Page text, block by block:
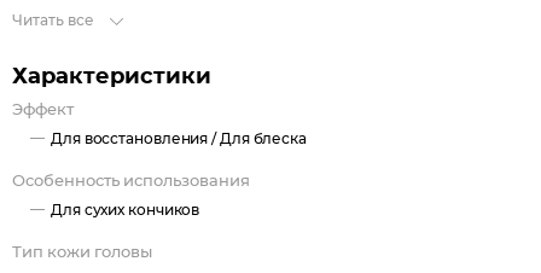
арганы
Читать все
Характеристики
Эффект
Для восстановления / Для блеска
Особенность использования
Для сухих кончиков
Тип кожи головы